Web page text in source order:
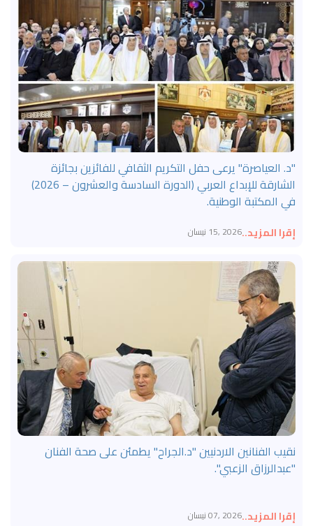
"د. العياصرة" يرعى حفل التكريم الثقافي للفائزين بجائزة
الشارقة للإبداع العربي (الدورة السادسة والعشرون – 2026)
في المكتبة الوطنية.
2026 ,15 نيسانإقرا المزيد..
نقيب الفنانين الاردنيين "د.الجراح" يطمئن على صحة الفنان
"عبدالرزاق الزعبي".
2026 ,07 نيسانإقرا المزيد..